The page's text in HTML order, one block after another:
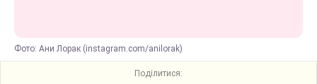
Фото: Ани Лорак (instagram.com/anilorak)
Поділитися: